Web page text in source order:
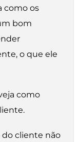
como os
bom
o que ele
como
cliente não